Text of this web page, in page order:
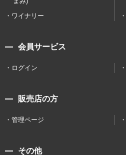
ワイナリー
会員サービス
ログイン
販売店の方
管理ページ
その他